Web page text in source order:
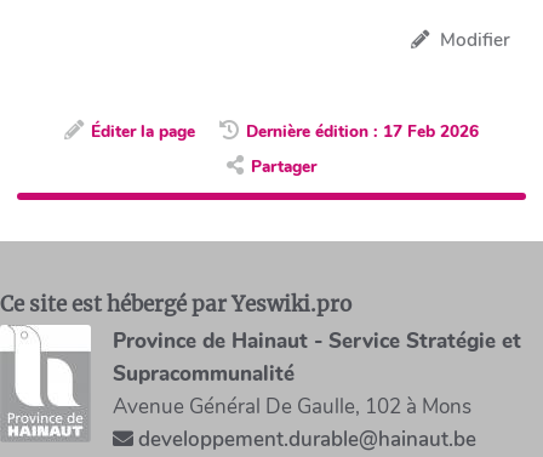
Modifier
Éditer la page
Dernière édition : 17 Feb 2026
Partager
Ce site est hébergé par Yeswiki.pro
Province de Hainaut - Service Stratégie et
Supracommunalité
Avenue Général De Gaulle, 102 à Mons
developpement.durable@hainaut.be